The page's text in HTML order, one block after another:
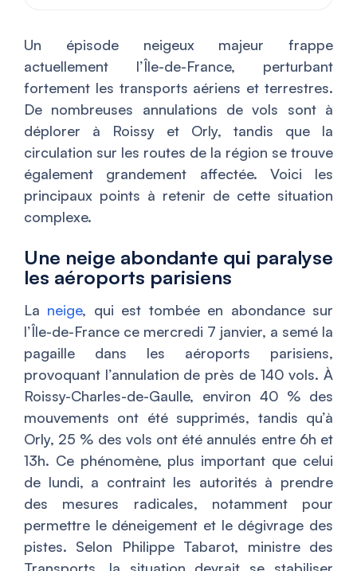
Un épisode neigeux majeur frappe
actuellement l’Île-de-France, perturbant
fortement les transports aériens et terrestres.
De nombreuses annulations de vols sont à
déplorer à Roissy et Orly, tandis que la
circulation sur les routes de la région se trouve
également grandement affectée. Voici les
principaux points à retenir de cette situation
complexe.
Une neige abondante qui paralyse
les aéroports parisiens
La neige, qui est tombée en abondance sur
l’Île-de-France ce mercredi 7 janvier, a semé la
pagaille dans les aéroports parisiens,
provoquant l’annulation de près de 140 vols. À
Roissy-Charles-de-Gaulle, environ 40 % des
mouvements ont été supprimés, tandis qu’à
Orly, 25 % des vols ont été annulés entre 6h et
13h. Ce phénomène, plus important que celui
de lundi, a contraint les autorités à prendre
des mesures radicales, notamment pour
permettre le déneigement et le dégivrage des
pistes. Selon Philippe Tabarot, ministre des